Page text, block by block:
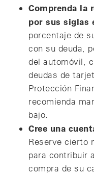
Comprenda la
por sus siglas
porcentaje de
con su deuda,
del automóvil,
deudas de
Protección
recomienda
bajo.
Cree una
Reserve cierto
para contribuir
compra de su